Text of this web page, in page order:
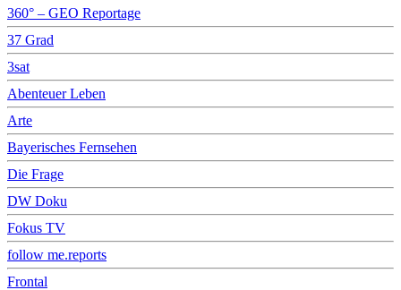
360° – GEO Reportage
37 Grad
3sat
Abenteuer Leben
Arte
Bayerisches Fernsehen
Die Frage
DW Doku
Fokus TV
follow me.reports
Frontal